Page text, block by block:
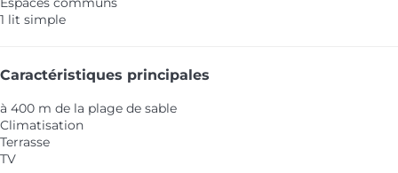
1 lit simple
Caractéristiques principales
à 400 m de la plage de sable
Climatisation
Terrasse
TV